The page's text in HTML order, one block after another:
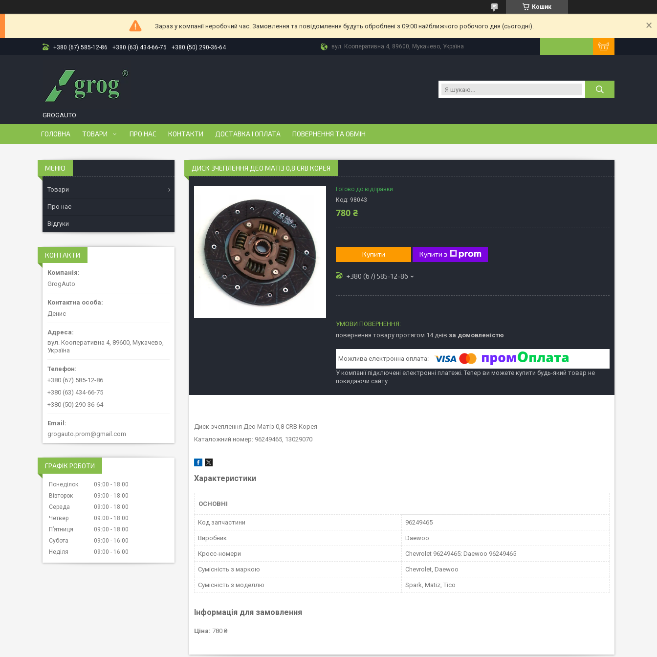
Кошик
Зараз у компанії неробочий час. Замовлення та повідомлення будуть оброблені з 09:00 найближчого робочого дня (сьогодні).
+380 (67) 585-12-86 +380 (63) 434-66-75 +380 (50) 290-36-64 вул. Кооперативна 4, 89600, Мукачево, Україна
GROGAUTO
ГОЛОВНА ТОВАРИ ПРО НАС КОНТАКТИ ДОСТАВКА І ОПЛАТА ПОВЕРНЕННЯ ТА ОБМІН
ДИСК ЗЧЕПЛЕННЯ ДЕО МАТІЗ 0,8 CRB КОРЕЯ
Готово до відправки
Код: 98043
780 ₴
Купити Купити з
+380 (67) 585-12-86
повернення товару протягом 14 днів за домовленістю
У компанії підключені електронні платежі. Тепер ви можете купити будь-який товар не
покидаючи сайту.
Диск зчеплення Део Матіз 0,8 CRB Корея
Каталожний номер: 96249465, 13029070
Характеристики
ОСНОВНІ
Код запчастини 96249465
Виробник Daewoo
Кросс-номери Chevrolet 96249465; Daewoo 96249465
Сумісність з маркою Chevrolet, Daewoo
Сумісність з моделлю Spark, Matiz, Tico
Інформація для замовлення
Ціна: 780 ₴
Товари
Про нас
Відгуки
КОНТАКТИ
GrogAuto
Денис
вул. Кооперативна 4, 89600, Мукачево,
Україна
+380 (67) 585-12-86
+380 (63) 434-66-75
+380 (50) 290-36-64
grogauto.prom@gmail.com
ГРАФІК РОБОТИ
Понеділок 09:00
18:00
Вівторок
09:00
18:00
Середа
09:00
18:00
Четвер
09:00
18:00
Пʼятниця
09:00
18:00
Субота
09:00
16:00
Неділя
09:00 16:00